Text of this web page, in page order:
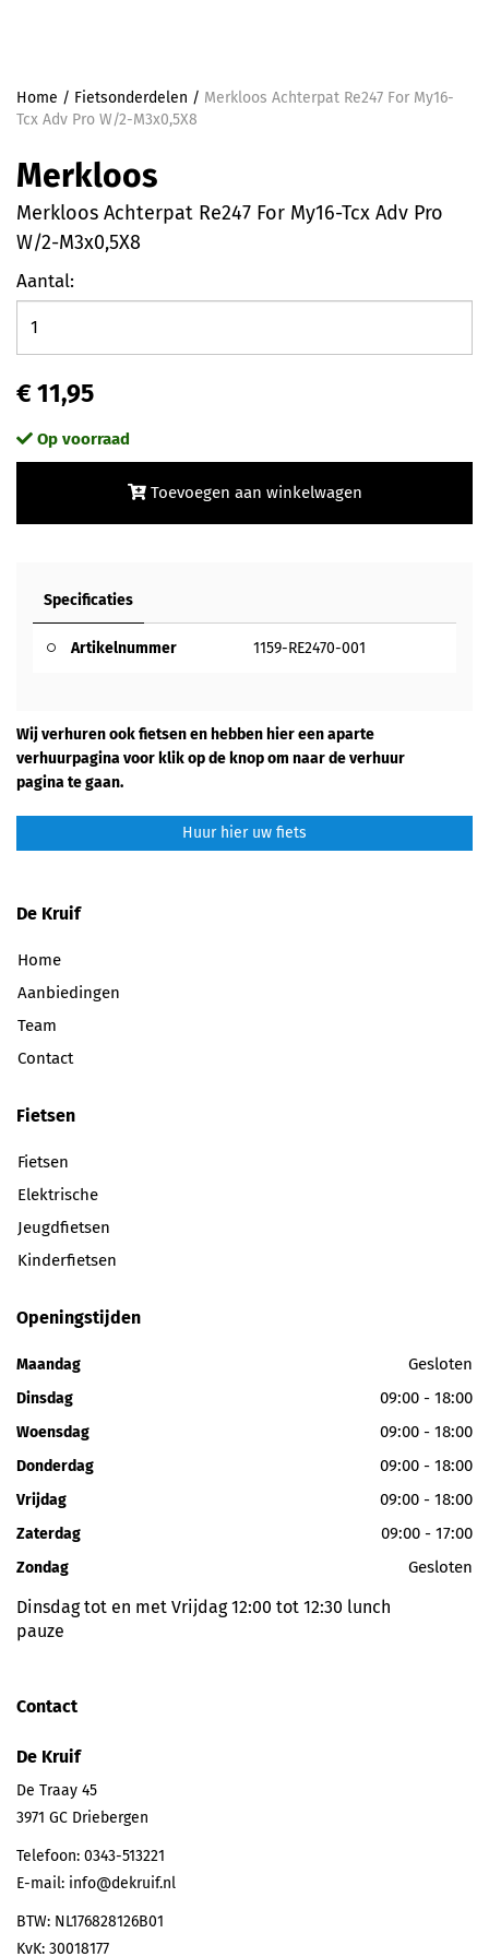
Home / Fietsonderdelen / Merkloos Achterpat Re247 For My16-
Tcx Adv Pro W/2-M3x0,5X8
Merkloos
Merkloos Achterpat Re247 For My16-Tcx Adv Pro
W/2-M3x0,5X8
Aantal:
€ 11,95
Op voorraad
Toevoegen aan winkelwagen
Specificaties
Artikelnummer 1159-RE2470-001
Wij verhuren ook fietsen en hebben hier een aparte
verhuurpagina voor klik op de knop om naar de verhuur
pagina te gaan.
Huur hier uw fiets
De Kruif
Home
Aanbiedingen
Team
Contact
Fietsen
Fietsen
Elektrische
Jeugdfietsen
Kinderfietsen
Openingstijden
Maandag Gesloten
Dinsdag 09:00 - 18:00
Woensdag 09:00 - 18:00
Donderdag 09:00 - 18:00
Vrijdag 09:00 - 18:00
Zaterdag 09:00 - 17:00
Zondag Gesloten
Dinsdag tot en met Vrijdag 12:00 tot 12:30 lunch
pauze
Contact
De Kruif
De Traay 45
3971 GC Driebergen
Telefoon: 0343-513221
E-mail: info@dekruif.nl
BTW: NL176828126B01
KvK: 30018177